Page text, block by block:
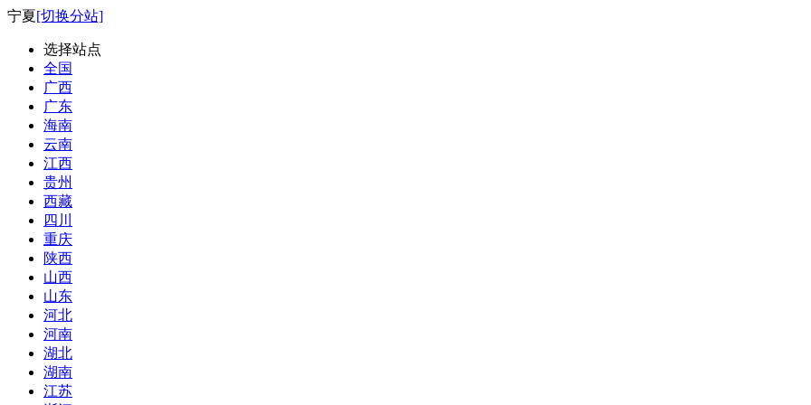
宁夏[切换分站]
选择站点
全国
广西
广东
海南
云南
江西
贵州
西藏
四川
重庆
陕西
山西
山东
河北
河南
湖北
湖南
江苏